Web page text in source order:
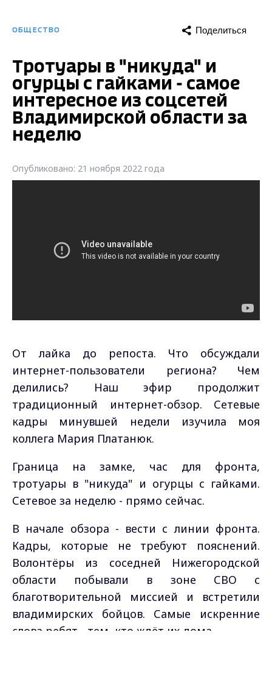
ОБЩЕСТВО Поделиться
Тротуары в "никуда" и
огурцы с гайками - самое
интересное из соцсетей
Владимирской области за
неделю
Опубликовано: 21 ноября 2022 года
От лайка до репоста. Что обсуждали
интернет-пользователи региона? Чем
делились? Наш эфир продолжит
традиционный интернет-обзор. Сетевые
кадры минувшей недели изучила моя
коллега Мария Платанюк.
Граница на замке, час для фронта,
тротуары в "никуда" и огурцы с гайками.
Сетевое за неделю - прямо сейчас.
В начале обзора - вести с линии фронта.
Кадры, которые не требуют пояснений.
Волонтёры из соседней Нижегородской
области побывали в зоне СВО с
благотворительной миссией и встретили
владимирских бойцов. Самые искренние
слова ребят - тем, кто ждёт их дома...